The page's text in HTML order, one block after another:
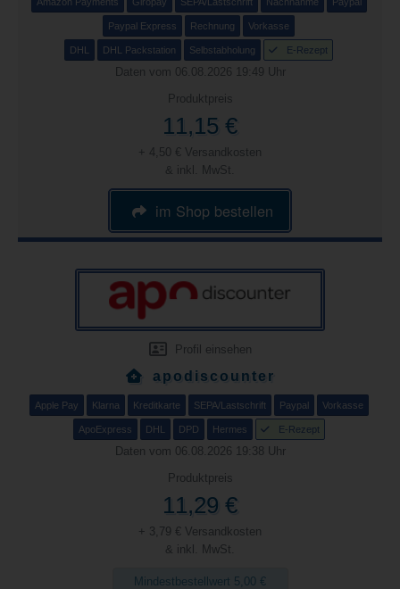
Paypal Express Rechnung Vorkasse
DHL DHL Packstation Selbstabholung E-Rezept
Daten vom 06.08.2026 19:49 Uhr
Produktpreis
11,15 €
+ 4,50 € Versandkosten
& inkl. MwSt.
im Shop bestellen
Profil einsehen
apodiscounter
Apple Pay Klarna Kreditkarte SEPA/Lastschrift Paypal Vorkasse
ApoExpress DHL DPD Hermes E-Rezept
Daten vom 06.08.2026 19:38 Uhr
Produktpreis
11,29 €
+ 3,79 € Versandkosten
& inkl. MwSt.
Mindestbestellwert 5,00 €